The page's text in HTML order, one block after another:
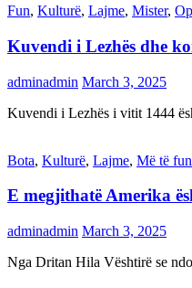
Fun, Kulturë, Lajme, Mister,
Kuvendi i Lezhës dhe
adminadmin March 3, 2025
Kuvendi i Lezhës i vitit 1444
Bota, Kulturë, Lajme, Më të
E megjithatë Amerika
adminadmin March 3, 2025
Nga Dritan Hila Vështirë se